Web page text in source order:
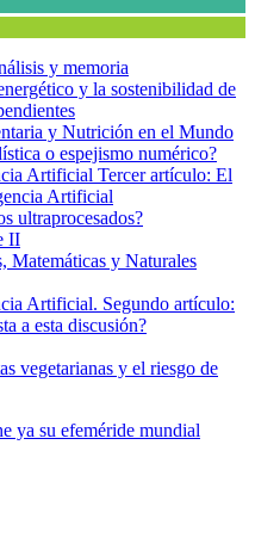
y memoria
y la sostenibilidad de
y Nutrición en el Mundo
o espejismo numérico?
Artificial Tercer artículo: El
Artificial
ultraprocesados?
II
Matemáticas y Naturales
Artificial. Segundo artículo:
a esta discusión?
vegetarianas y el riesgo de
ya su efeméride mundial